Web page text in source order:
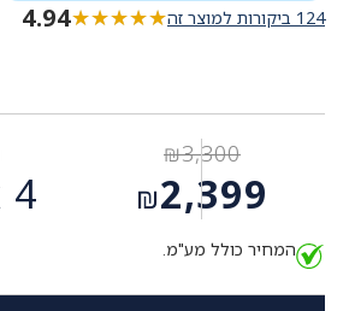
124 ביקורות למוצר זה ★★★★★
★★★★★
4.94
₪3,300
המחיר
המקורי
היה:
₪2,399
הנוכחי
הוא:
4 x
המחיר כולל מע"מ.